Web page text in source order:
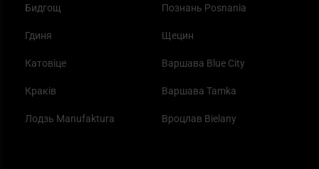
Бидгощ
Гдиня
Катовіце
Краків
Лодзь Manufaktura
Познань Posnania
Щецин
Варшава Blue City
Варшава Tamka
Вроцлав Bielany